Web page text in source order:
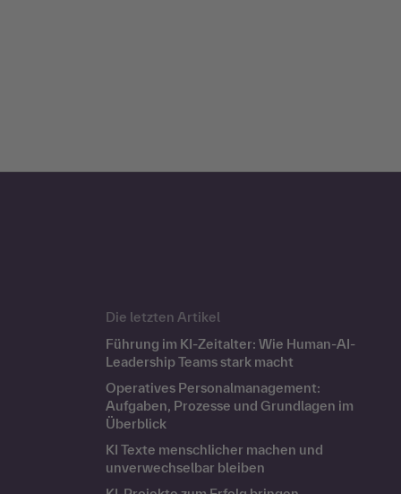
Die letzten Artikel
Führung im KI-Zeitalter: Wie Human-AI-
Leadership Teams stark macht
Operatives Personalmanagement:
Aufgaben, Prozesse und Grundlagen im
Überblick
KI Texte menschlicher machen und
unverwechselbar bleiben